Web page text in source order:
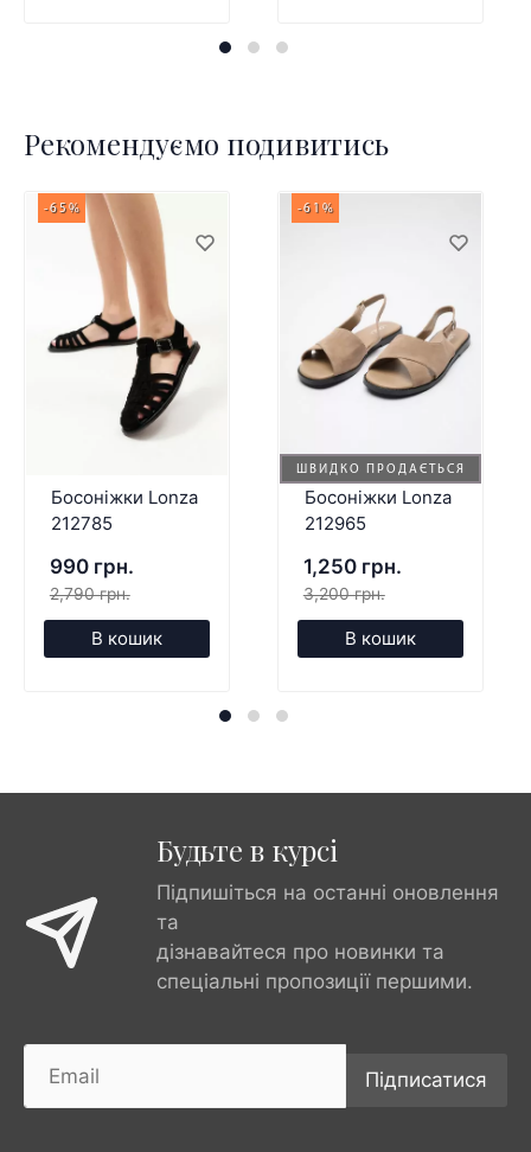
Рекомендуємо подивитись
-65%
Босоніжки Lonza
212785
990 грн.
2,790 грн.
В кошик
ШВИДКО ПРОДАЄТЬСЯ
-61%
Босоніжки Lonza
212965
1,250 грн.
3,200 грн.
В кошик
Будьте в курсі
Підпишіться на останні оновлення
та
дізнавайтеся про новинки та
спеціальні пропозиції першими.
Підписатися